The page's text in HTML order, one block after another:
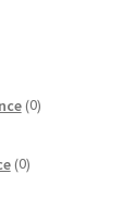
0izdelkov
0izdelkov